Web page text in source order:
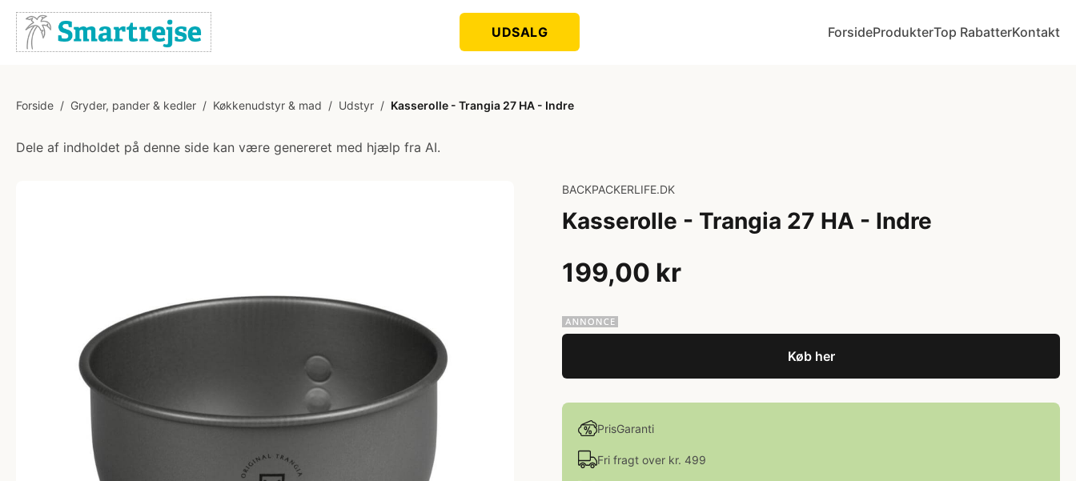
UDSALG ForsideProdukterTop RabatterKontakt
Forside / Gryder, pander & kedler / Køkkenudstyr & mad / Udstyr / Kasserolle - Trangia 27 HA - Indre
Dele af indholdet på denne side kan være genereret med hjælp fra AI.
BACKPACKERLIFE.DK
Kasserolle - Trangia 27 HA - Indre
199,00 kr
Køb her
PrisGaranti
Fri fragt over kr. 499